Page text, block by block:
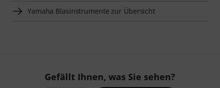
Yamaha Blasinstrumente zur Übersicht
Gefällt Ihnen, was Sie sehen?